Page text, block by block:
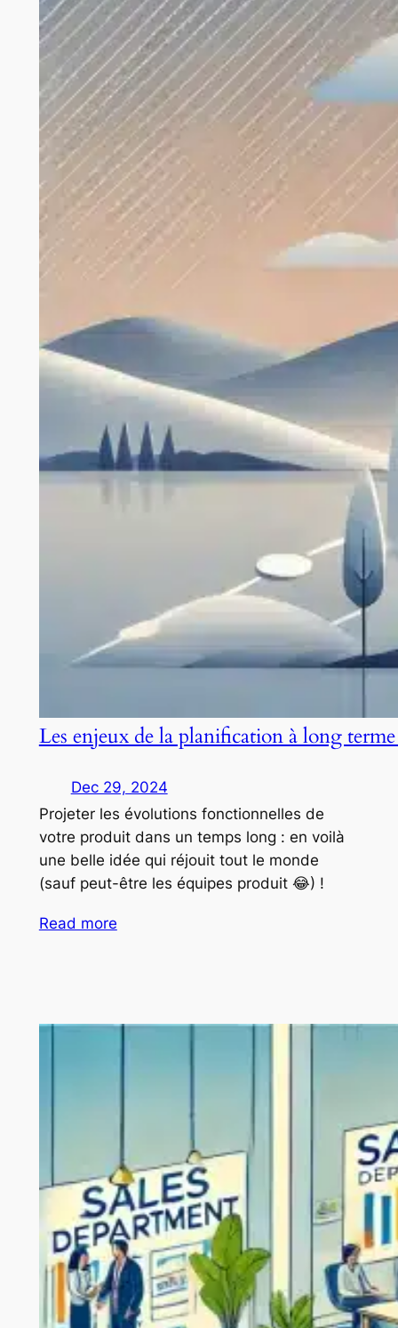
Les enjeux de la planification à long
Dec 29, 2024
Projeter les évolutions fonctionnelles de
votre produit dans un temps long : en voilà
une belle idée qui réjouit tout le monde
(sauf peut-être les équipes produit 😂) !
Read more